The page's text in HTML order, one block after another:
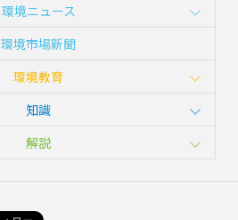
環境ニュース
環境市場新聞
環境教育
知識
解説